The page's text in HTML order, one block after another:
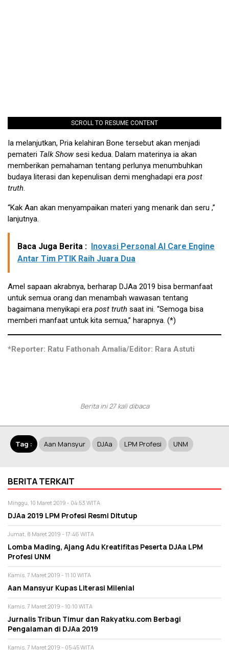
SCROLL TO RESUME CONTENT
Ia melanjutkan, Pria kelahiran Bone tersebut akan menjadi
pemateri Talk Show sesi kedua. Dalam materinya ia akan
memberikan pemahaman tentang perlunya menumbuhkan
budaya literasi dan kepenulisan demi menghadapi era post
truth.
“Kak Aan akan menyampaikan materi yang menarik dan seru ,”
lanjutnya.
Baca Juga Berita :
Inovasi Personal AI Care Engine
Antar Tim PTIK Raih Juara Dua
Amel sapaan akrabnya, berharap DJAa 2019 bisa bermanfaat
untuk semua orang dan menambah wawasan tentang
bagaimana menyikapi era post truth saat ini. “Semoga bisa
memberi manfaat untuk kita semua,” harapnya. (*)
*Reporter: Ratu Fathonah Amalia/Editor: Rara Astuti
Berita ini 27 kali dibaca
Tag : Aan Mansyur DJAa LPM Profesi UNM
BERITA TERKAIT
Minggu, 10 Maret 2019 - 04:53 WITA
DJAa 2019 LPM Profesi Resmi Ditutup
Jumat, 8 Maret 2019 - 17:46 WITA
Lomba Mading, Ajang Adu Kreatifitas Peserta DJAa LPM
Profesi UNM
Kamis, 7 Maret 2019 - 11:10 WITA
Aan Mansyur Kupas Literasi Milenial
Kamis, 7 Maret 2019 - 10:10 WITA
Jurnalis Tribun Timur dan Rakyatku.com Berbagi
Pengalaman di DJAa 2019
Kamis, 7 Maret 2019 - 05:45 WITA